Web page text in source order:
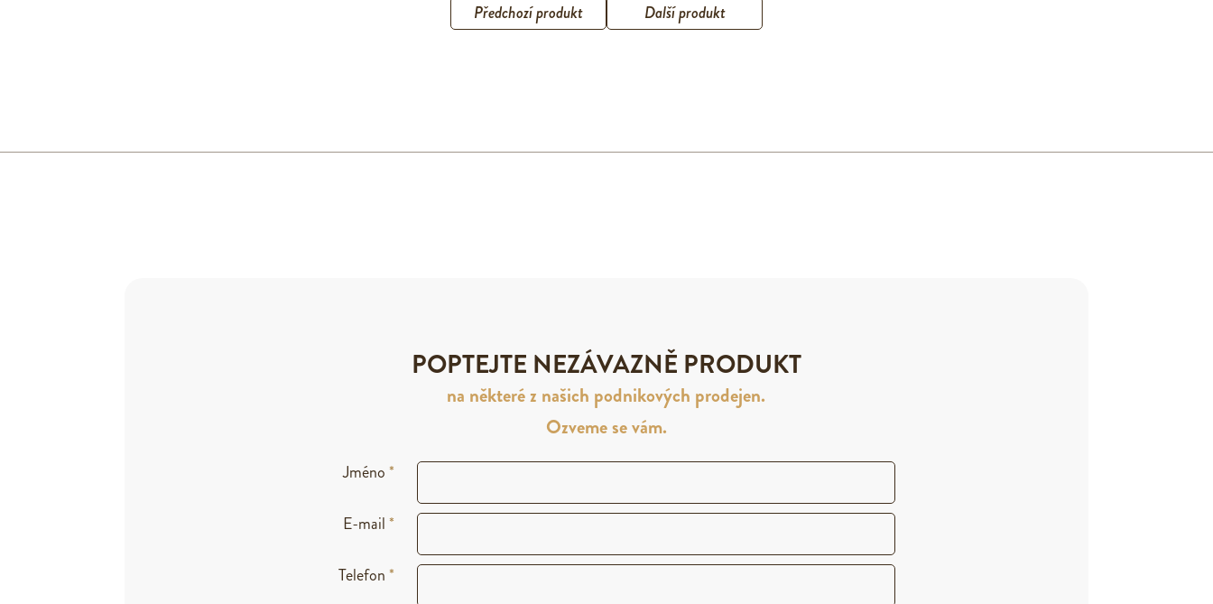
Předchozí produkt Další produkt
POPTEJTE NEZÁVAZNĚ PRODUKT
na některé z našich podnikových prodejen.
Ozveme se vám.
Jméno*
E-mail*
Telefon*